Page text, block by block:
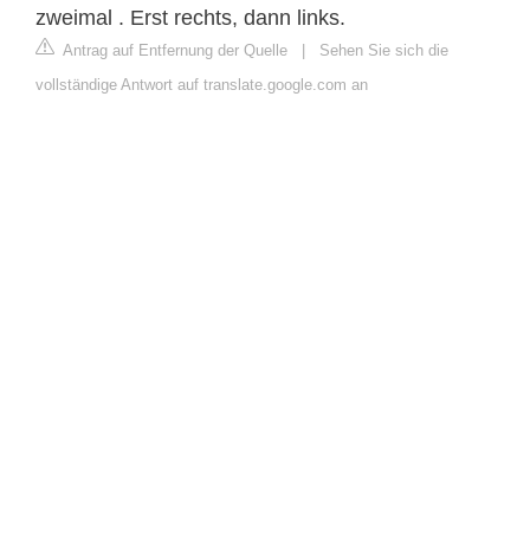
zweimal . Erst rechts, dann links.
Antrag auf Entfernung der Quelle | Sehen Sie sich die
vollständige Antwort auf translate.google.com an